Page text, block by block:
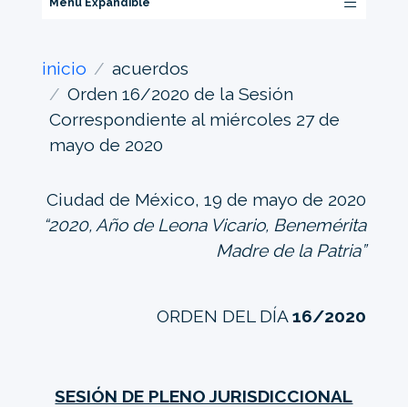
inicio
acuerdos
Orden 16/2020 de la Sesión
Correspondiente al miércoles 27 de
mayo de 2020
Ciudad de México, 19 de mayo de 2020
“2020, Año de Leona Vicario, Benemérita
Madre de la Patria”
ORDEN DEL DÍA16/2020
SESIÓN DE PLENO JURISDICCIONAL